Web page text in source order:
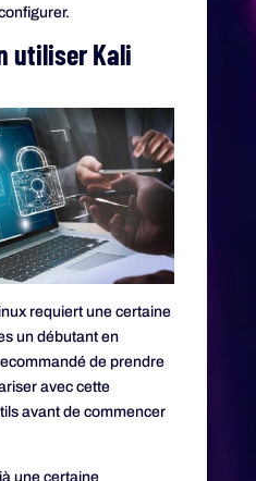
utiliser Kali
requiert une certaine
un débutant en
de prendre
avec cette
avant de commencer
une certaine